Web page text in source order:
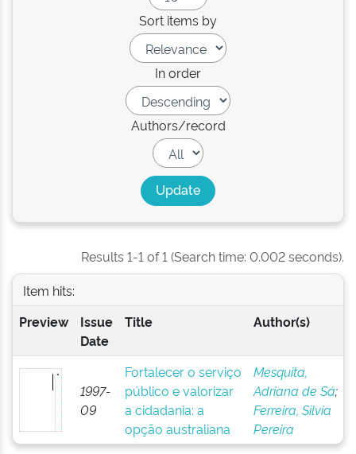
Sort items by
In order
Authors/record
Results 1-1 of 1 (Search time: 0.002 seconds).
Item hits:
Preview
Issue
Date
Title Author(s)
1997-
09
Fortalecer o serviço
público e valorizar
a cidadania: a
opção australiana
Mesquita,
Adriana de Sá;
Ferreira, Silvia
Pereira